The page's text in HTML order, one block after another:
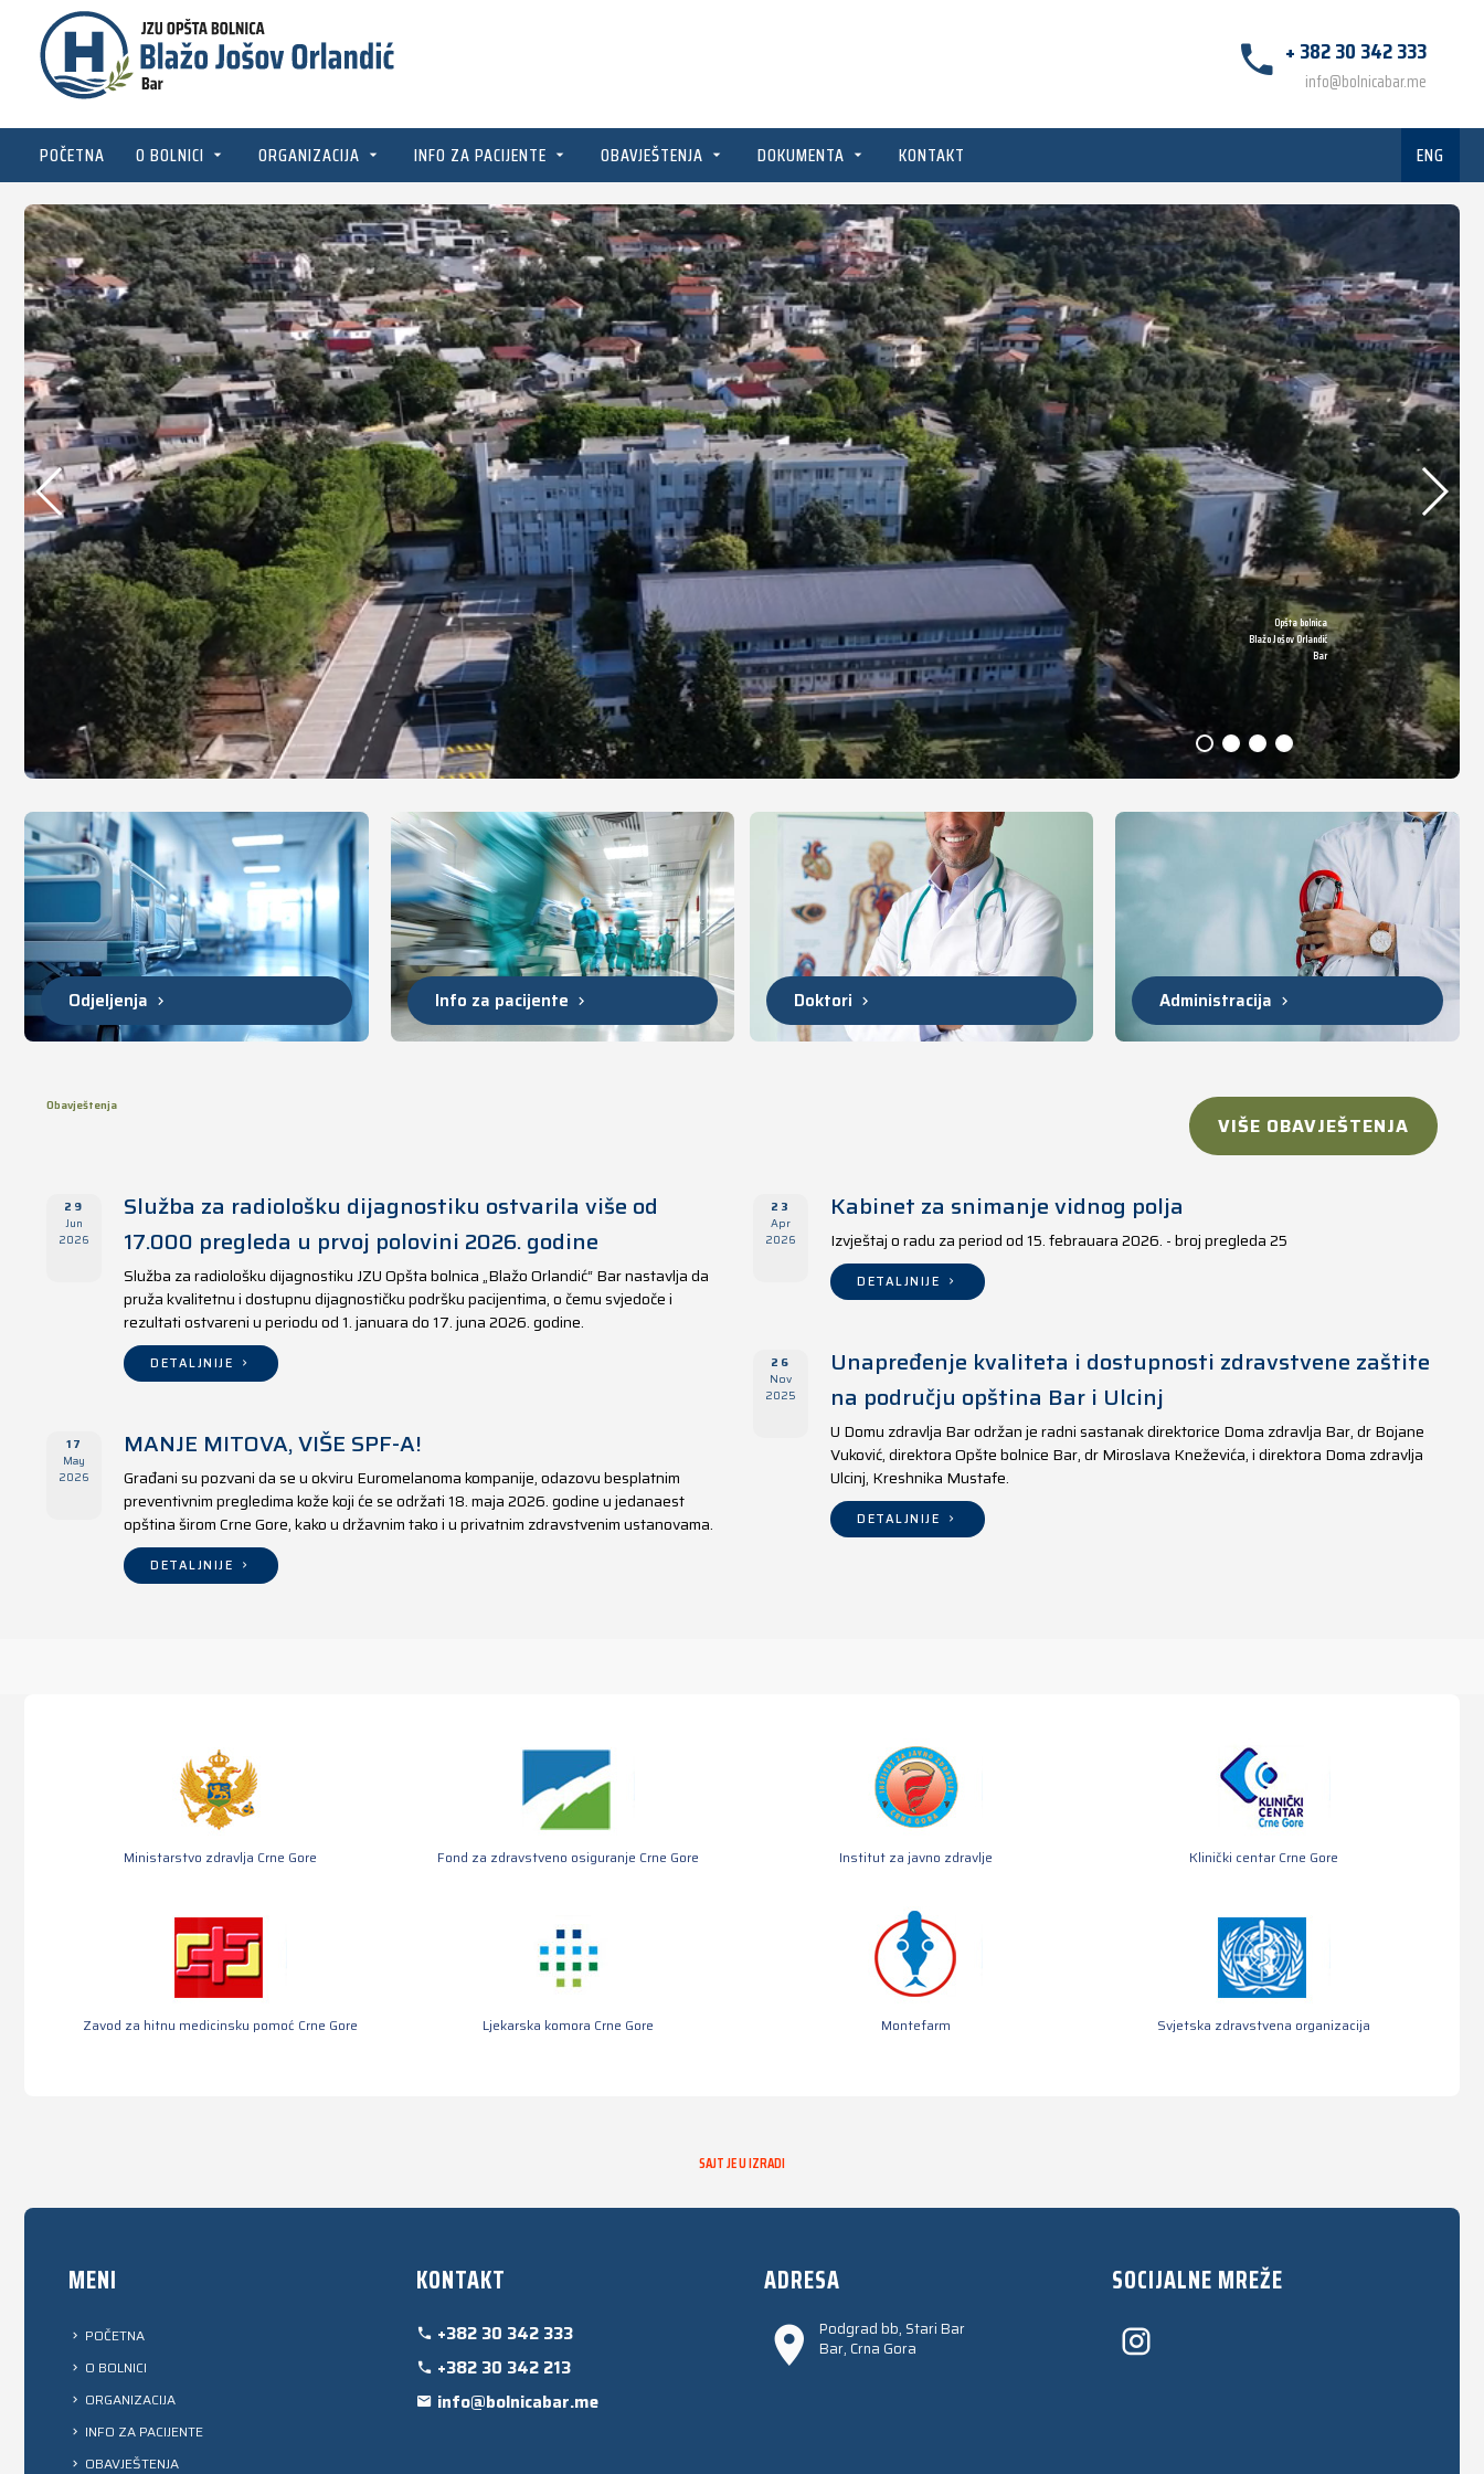
+ 382 30 342 333
info@bolnicabar.me
POČETNA O BOLNICI ORGANIZACIJA INFO ZA PACIJENTE OBAVJEŠTENJA DOKUMENTA KONTAKT ENG
Opšta bolnica
Blažo Jošov Orlandić
Bar
Odjeljenja
DETALJNIJE
Info za pacijente
DETALJNIJE
Doktori
DETALJNIJE
Administracija
DETALJNIJE
Obavještenja
VIŠE OBAVJEŠTENJA
29
Jun
2026
Služba za radiološku dijagnostiku ostvarila više od
17.000 pregleda u prvoj polovini 2026. godine
Služba za radiološku dijagnostiku JZU Opšta bolnica „Blažo Orlandić“ Bar nastavlja da
pruža kvalitetnu i dostupnu dijagnostičku podršku pacijentima, o čemu svjedoče i
rezultati ostvareni u periodu od 1. januara do 17. juna 2026. godine.
DETALJNIJE
17
May
2026
MANJE MITOVA, VIŠE SPF-A!
Građani su pozvani da se u okviru Euromelanoma kompanije, odazovu besplatnim
preventivnim pregledima kože koji će se održati 18. maja 2026. godine u jedanaest
opština širom Crne Gore, kako u državnim tako i u privatnim zdravstvenim ustanovama.
DETALJNIJE
23
Apr
2026
Kabinet za snimanje vidnog polja
Izvještaj o radu za period od 15. febrauara 2026. - broj pregleda 25
DETALJNIJE
26
Nov
2025
Unapređenje kvaliteta i dostupnosti zdravstvene zaštite
na području opština Bar i Ulcinj
U Domu zdravlja Bar održan je radni sastanak direktorice Doma zdravlja Bar, dr Bojane
Vuković, direktora Opšte bolnice Bar, dr Miroslava Kneževića, i direktora Doma zdravlja
Ulcinj, Kreshnika Mustafe.
DETALJNIJE
Ministarstvo zdravlja Crne Gore Fond za zdravstveno osiguranje Crne Gore Institut za javno zdravlje Klinički centar Crne Gore
Zavod za hitnu medicinsku pomoć Crne Gore Ljekarska komora Crne Gore Montefarm Svjetska zdravstvena organizacija
SAJT JE U IZRADI
MENI
POČETNA
O BOLNICI
ORGANIZACIJA
INFO ZA PACIJENTE
OBAVJEŠTENJA
KONTAKT
+382 30 342 333
+382 30 342 213
info@bolnicabar.me
ADRESA
Podgrad bb, Stari Bar
Bar, Crna Gora
SOCIJALNE MREŽE